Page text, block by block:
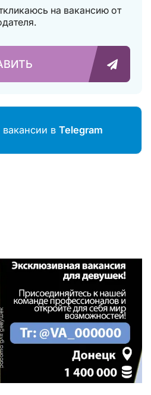
на вакансию от
ваканcии в Telegram